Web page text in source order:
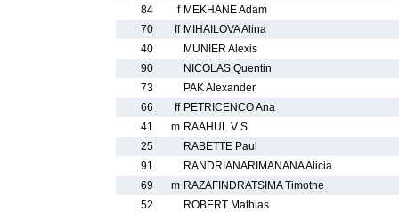
84
f MEKHANE Adam
70
ff MIHAILOVA Alina
40
MUNIER Alexis
90
NICOLAS Quentin
73
PAK Alexander
66
ff PETRICENCO Ana
41
m RAAHUL V S
25
RABETTE Paul
91
RANDRIANARIMANANA Alicia
69
m RAZAFINDRATSIMA Timothe
52
ROBERT Mathias